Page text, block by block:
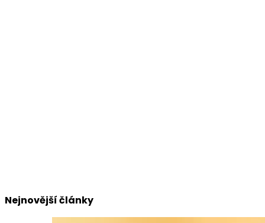
Nejnovější články